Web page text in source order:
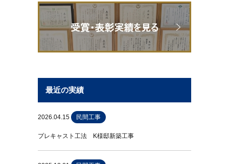
最近の実績
2026.04.15 民間工事
プレキャスト工法 K様邸新築工事